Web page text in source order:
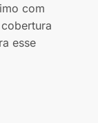
com
esse